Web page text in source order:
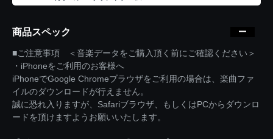
商品スペック
■ご注意事項 ＜音楽データをご購入頂く前にご確認ください＞
・iPhoneをご利用のお客様へ
iPhoneでGoogle Chromeブラウザをご利用の場合は、楽曲ファ
イルのダウンロードが行えません。
誠に恐れ入りますが、Safariブラウザ、もしくはPCからダウンロ
ードを頂けますようお願いいたします。